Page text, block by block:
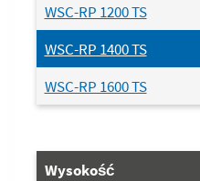
WSC-RP 1200 TS
WSC-RP 1400 TS
WSC-RP 1600 TS
Wysokość